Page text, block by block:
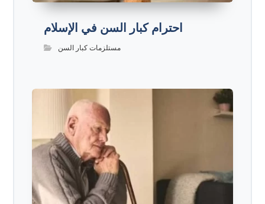
احترام كبار السن في الإسلام
مستلزمات كبار السن